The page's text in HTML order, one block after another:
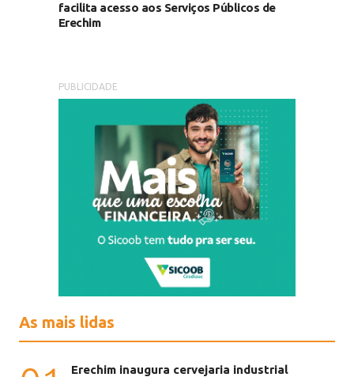
facilita acesso aos Serviços Públicos de
Erechim
PUBLICIDADE
As mais lidas
Erechim inaugura cervejaria industrial